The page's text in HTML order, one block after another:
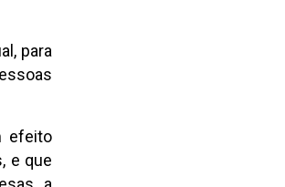
para
efeito
e que